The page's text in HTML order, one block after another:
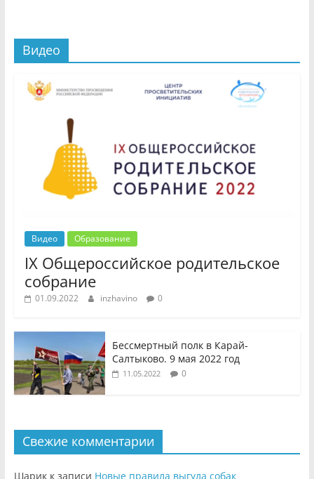
Видео
Видео Образование
IX Общероссийское родительское
собрание
01.09.2022 inzhavino 0
Бессмертный полк в Карай-
Салтыково. 9 мая 2022 год
11.05.2022 0
Свежие комментарии
Шарикк записи Новые правила выгула собак